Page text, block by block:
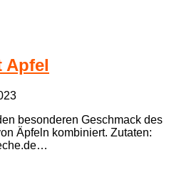
Apfel
besonderen Geschmack des
Äpfeln kombiniert. Zutaten: